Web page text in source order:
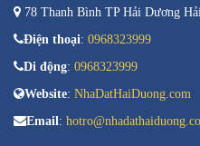
78 Thanh Bình TP Hải Dương
Điện thoại: 0968323999
Di động: 0968323999
Website: NhaDatHaiDuong.com
Email: